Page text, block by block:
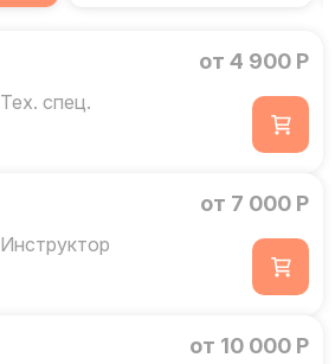
Тех. спец.
от 4 900 Р
Инструктор
от 7 000 Р
от 10 000 Р